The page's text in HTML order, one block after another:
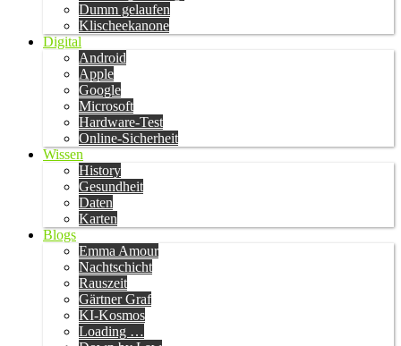
Dumm gelaufen
Klischeekanone
Digital
Android
Apple
Google
Microsoft
Hardware-Test
Online-Sicherheit
Wissen
History
Gesundheit
Daten
Karten
Blogs
Emma Amour
Nachtschicht
Rauszeit
Gärtner Graf
KI-Kosmos
Loading …